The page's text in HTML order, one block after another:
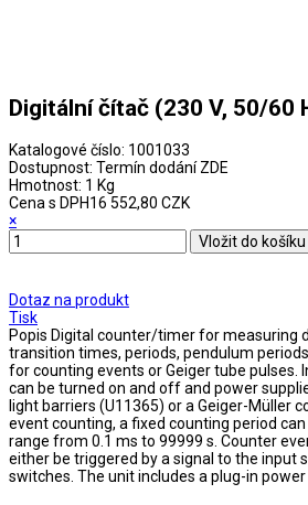
Digitální čítač (230 V, 50/60
Katalogové číslo: 1001033
Dostupnost: Termín dodání ZDE
Hmotnost: 1 Kg
Cena s DPH16 552,80 CZK
×
Dotaz na produkt
Tisk
Popis Digital counter/timer for measuring
transition times, periods, pendulum
for counting events or Geiger tube pulses.
can be turned on and off and power
light barriers (U11365) or a Geiger-Müller
event counting, a fixed counting period
range from 0.1 ms to 99999 s. Counter
either be triggered by a signal to the input
switches. The unit includes a plug-in power